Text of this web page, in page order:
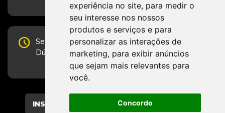
experiência no site, para medir o
seu interesse nos nossos
produtos e serviços e para
personalizar as interações de
marketing, para exibir anúncios
que sejam mais relevantes para
você.
Concordo
schedule Segunda-feira a Sexta-feira de 12h às 19h.
Dúvidas e sugestões pelo Fale Conosco.